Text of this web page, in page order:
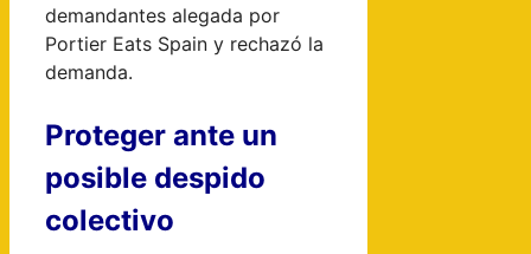
demandantes alegada por
Portier Eats Spain y rechazó la
demanda.
Proteger ante un
posible despido
colectivo